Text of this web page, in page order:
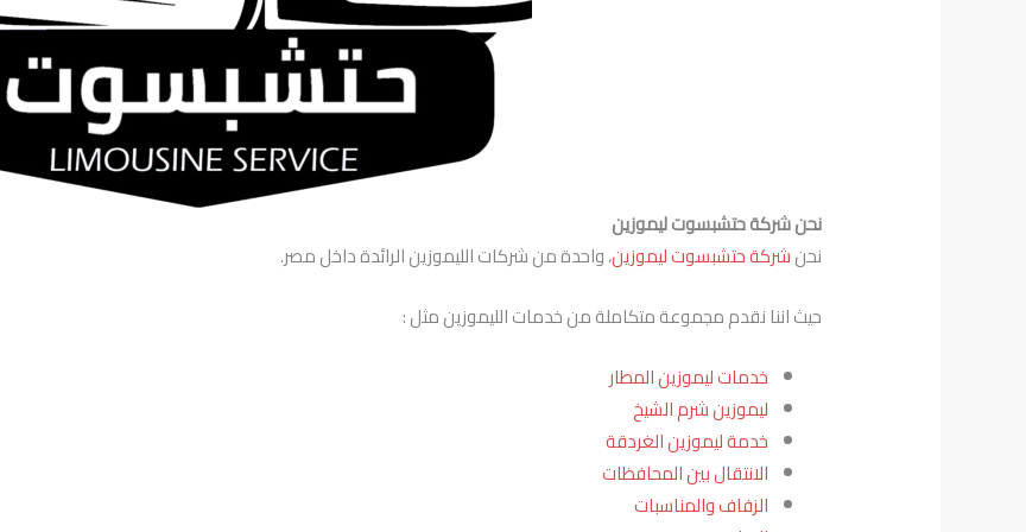
نحن شركة حتشبسوت ليموزين
نحنشركة حتشبسوت ليموزين، واحدة من شركات الليموزين الرائدة داخل مصر.
حيث اننا نقدم مجموعة متكاملة من خدمات الليموزين مثل :
خدمات ليموزين المطار
ليموزين شرم الشيخ
خدمة ليموزين الغردقة
الانتقال بين المحافظات
الزفاف والمناسبات